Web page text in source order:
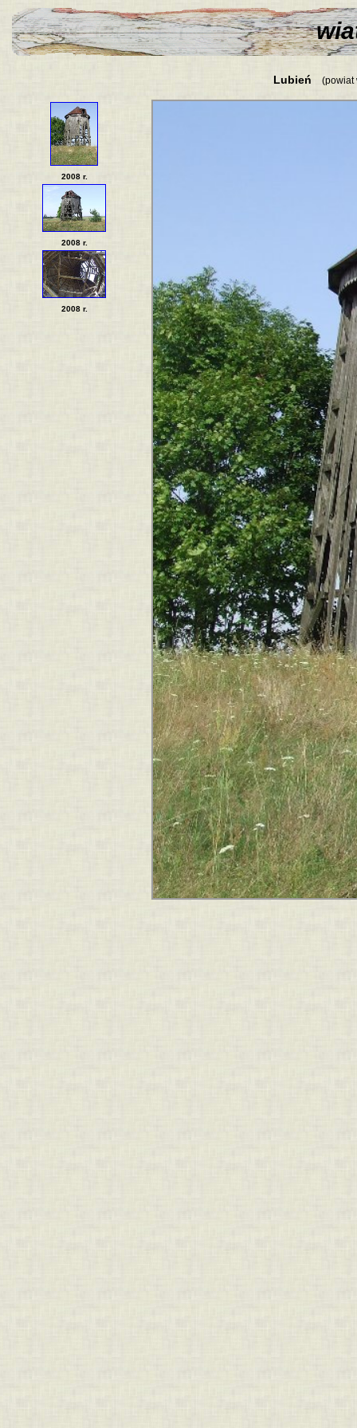
Lubień (powiat
2008 r.
2008 r.
2008 r.